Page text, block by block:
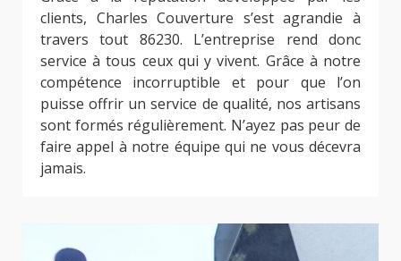
clients, Charles Couverture s’est agrandie à
travers tout 86230. L’entreprise rend donc
service à tous ceux qui y vivent. Grâce à notre
compétence incorruptible et pour que l’on
puisse offrir un service de qualité, nos artisans
sont formés régulièrement. N’ayez pas peur de
faire appel à notre équipe qui ne vous décevra
jamais.